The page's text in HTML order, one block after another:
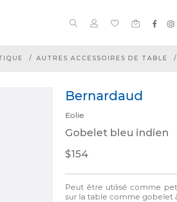
AUTRES ACCESSOIRES DE TABLE
Bernardaud
Eolie
Gobelet bleu indien
$154
Peut être utilisé comme
sur la table comme gobelet